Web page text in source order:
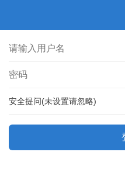
安全提问(未设置请忽略)